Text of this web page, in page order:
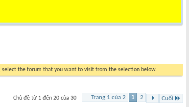
select the forum that you want to visit from the selection below.
Trang 1 của 2 1 2 Cuối
Chủ đề từ 1 đến 20 của 30